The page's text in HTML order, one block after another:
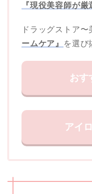
『現役美容師が厳
ドラッグストア
ームケア』
を選び
おす
アイ